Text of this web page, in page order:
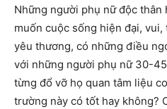
Những người phụ nữ độc thân
muốn cuộc sống hiện đại,
yêu thương, có những điều
với những người phụ nữ 30-
từng đổ vỡ họ quan tâm liệu
trường này có tốt hay không?